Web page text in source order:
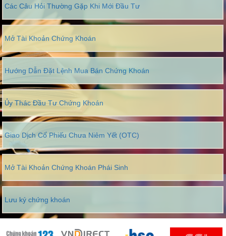
Các Câu Hỏi Thường Gặp Khi Mới Đầu Tư
Mở Tài Khoản Chứng Khoán
Hướng Dẫn Đặt Lệnh Mua Bán Chứng Khoán
Ủy Thác Đầu Tư Chứng Khoán
Giao Dịch Cổ Phiếu Chưa Niêm Yết (OTC)
Mở Tài Khoản Chứng Khoán Phái Sinh
Lưu ký chứng khoán